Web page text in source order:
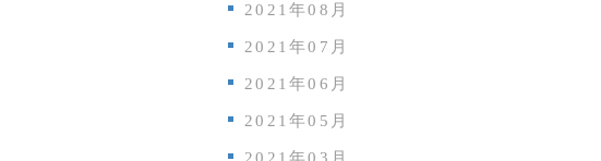
2021年08月
2021年07月
2021年06月
2021年05月